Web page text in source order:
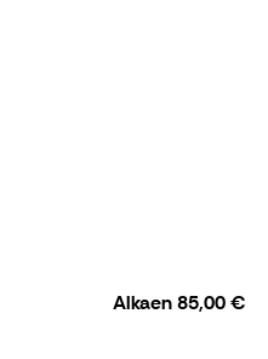
Alkaen85,00 €